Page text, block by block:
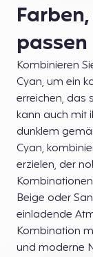
passen
Kombinieren
Cyan, um ein
erreichen, das
kann auch mit
dunklem
Cyan,
erzielen, der
Beige oder
einladende
Kombination
und moderne